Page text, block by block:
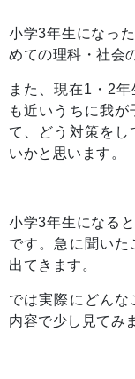
小学3年生になっ
めての理科・社会
また、現在1・2
も近いうちに我
て、どう対策をし
いかと思います。
小学3年生になる
です。急に聞い
出てきます。
では実際にどん
内容で少し見てみ